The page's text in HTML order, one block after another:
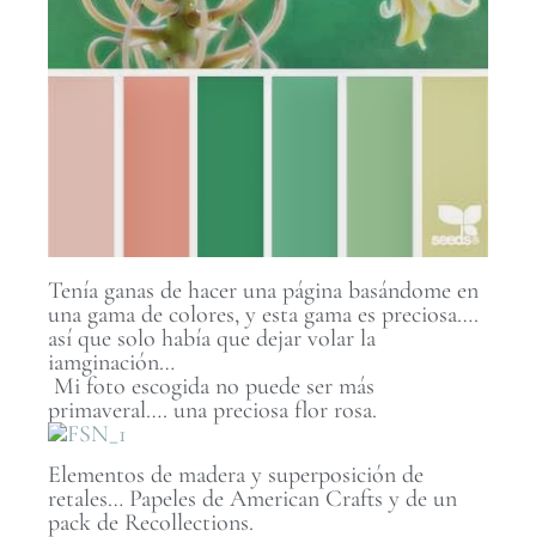
Tenía ganas de hacer una página basándome en
una gama de colores, y esta gama es preciosa….
así que solo había que dejar volar la
iamginación…
Mi foto escogida no puede ser más
primaveral…. una preciosa flor rosa.
Elementos de madera y superposición de
retales… Papeles de American Crafts y de un
pack de Recollections.